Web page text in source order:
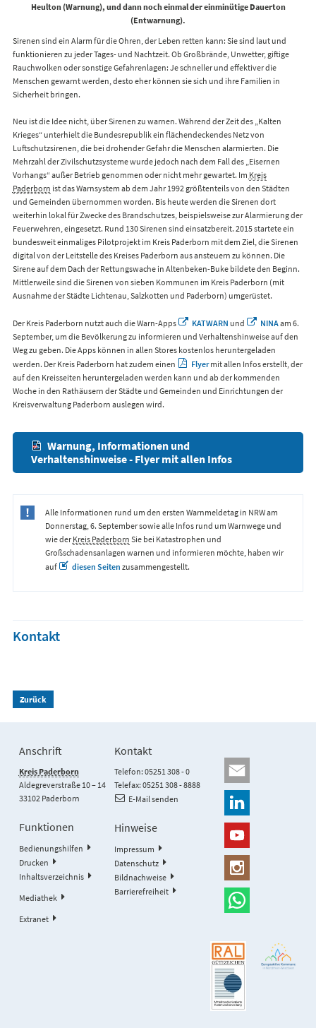
Heulton (Warnung), und dann noch einmal der einminütige Dauerton
(Entwarnung).
Sirenen sind ein Alarm für die Ohren, der Leben retten kann: Sie sind laut und
funktionieren zu jeder Tages- und Nachtzeit. Ob Großbrände, Unwetter, giftige
Rauchwolken oder sonstige Gefahrenlagen: Je schneller und effektiver die
Menschen gewarnt werden, desto eher können sie sich und ihre Familien in
Sicherheit bringen.
Neu ist die Idee nicht, über Sirenen zu warnen. Während der Zeit des „Kalten
Krieges“ unterhielt die Bundesrepublik ein flächendeckendes Netz von
Luftschutzsirenen, die bei drohender Gefahr die Menschen alarmierten. Die
Mehrzahl der Zivilschutzsysteme wurde jedoch nach dem Fall des „Eisernen
Vorhangs“ außer Betrieb genommen oder nicht mehr gewartet. Im Kreis
Paderborn ist das Warnsystem ab dem Jahr 1992 größtenteils von den Städten
und Gemeinden übernommen worden. Bis heute werden die Sirenen dort
weiterhin lokal für Zwecke des Brandschutzes, beispielsweise zur Alarmierung der
Feuerwehren, eingesetzt. Rund 130 Sirenen sind einsatzbereit. 2015 startete ein
bundesweit einmaliges Pilotprojekt im Kreis Paderborn mit dem Ziel, die Sirenen
digital von der Leitstelle des Kreises Paderborn aus ansteuern zu können. Die
Sirene auf dem Dach der Rettungswache in Altenbeken-Buke bildete den Beginn.
Mittlerweile sind die Sirenen von sieben Kommunen im Kreis Paderborn (mit
Ausnahme der Städte Lichtenau, Salzkotten und Paderborn) umgerüstet.
Der Kreis Paderborn nutzt auch die Warn-Apps KATWARN und NINAam 6.
September, um die Bevölkerung zu informieren und Verhaltenshinweise auf den
Weg zu geben. Die Apps können in allen Stores kostenlos heruntergeladen
werden. Der Kreis Paderborn hat zudem einen
Flyermit allen Infos erstellt, der
auf den Kreisseiten heruntergeladen werden kann und ab der kommenden
Woche in den Rathäusern der Städte und Gemeinden und Einrichtungen der
Kreisverwaltung Paderborn auslegen wird.
Warnung, Informationen und
Verhaltenshinweise - Flyer mit allen Infos
Alle Informationen rund um den ersten Warnmeldetag in NRW am
Donnerstag, 6. September sowie alle Infos rund um Warnwege und
wie der Kreis Paderborn Sie bei Katastrophen und
Großschadensanlagen warnen und informieren möchte, haben wir
auf
diesen Seiten zusammengestellt.
Kontakt
Zurück
Anschrift
Kreis Paderborn
Aldegreverstraße 10 – 14
33102 Paderborn
Kontakt
Telefon: 05251 308 - 0
Telefax: 05251 308 - 8888
E-Mail senden
Funktionen
Bedienungshilfen
Drucken
Inhaltsverzeichnis
Mediathek
Extranet
Hinweise
Impressum
Datenschutz
Bildnachweise
Barrierefreiheit